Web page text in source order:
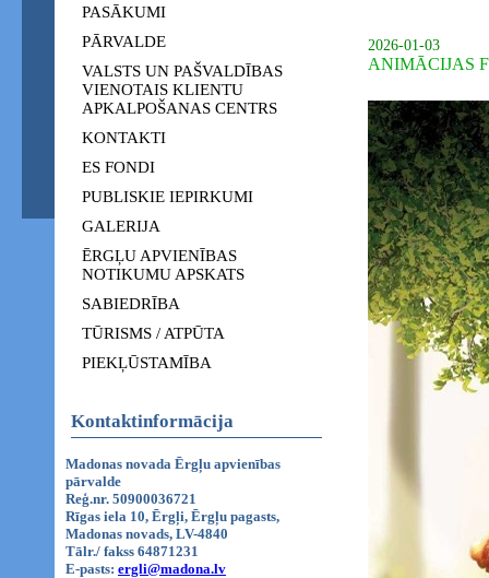
PASĀKUMI
PĀRVALDE
VALSTS UN PAŠVALDĪBAS
VIENOTAIS KLIENTU
APKALPOŠANAS CENTRS
KONTAKTI
ES FONDI
PUBLISKIE IEPIRKUMI
GALERIJA
ĒRGĻU APVIENĪBAS
NOTIKUMU APSKATS
SABIEDRĪBA
TŪRISMS / ATPŪTA
PIEKĻŪSTAMĪBA
Kontaktinformācija
Madonas novada Ērgļu apvienības
pārvalde
Reģ.nr. 50900036721
Rīgas iela 10, Ērgļi, Ērgļu pagasts,
Madonas novads, LV-4840
Tālr./ fakss 64871231
E-pasts: ergli@madona.lv
2026-01-03
ANIMĀCIJAS